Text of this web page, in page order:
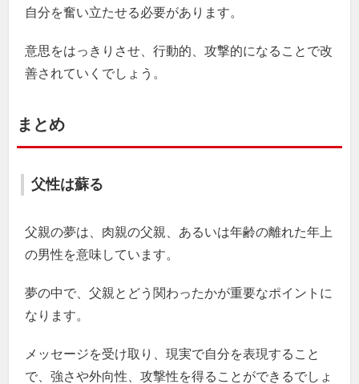
自分を奮い立たせる必要があります。
意思をはっきりさせ、行動的、攻撃的になることで改
善されていくでしょう。
まとめ
父性は蘇る
父親の夢は、肉親の父親、あるいは年齢の離れた年上
の男性を意味しています。
夢の中で、父親とどう関わったかが重要なポイントに
なります。
メッセージを受け取り、現実で自分を表現すること
で、強さや外向性、攻撃性を得ることができるでしょ